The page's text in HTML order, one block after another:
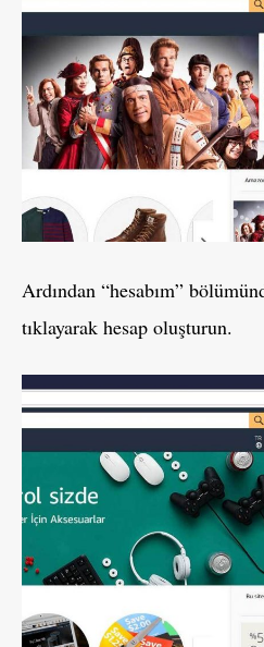
Ardından “hesabım”
tıklayarak hesap oluşturun.